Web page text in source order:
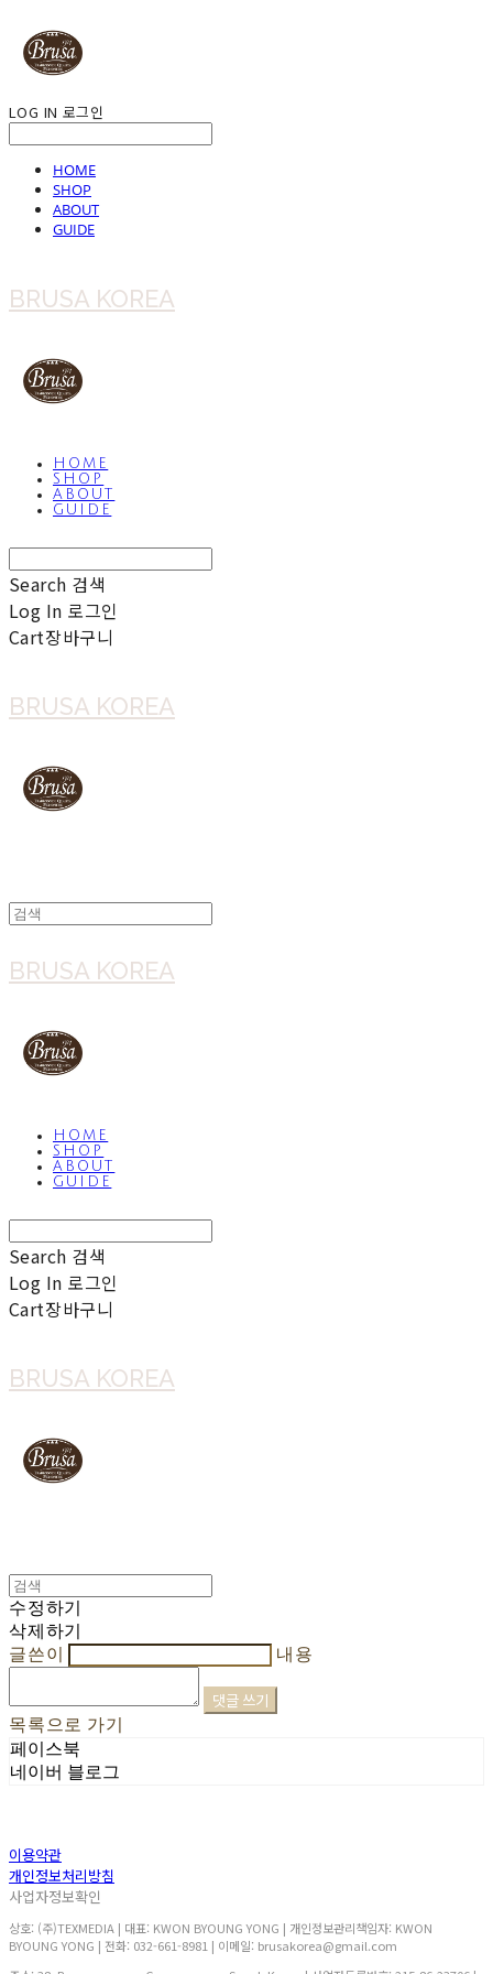
LOG IN 로그인
HOME
SHOP
ABOUT
GUIDE
BRUSA KOREA
HOME
SHOP
ABOUT
GUIDE
Search 검색
Log In 로그인
Cart장바구니
BRUSA KOREA
BRUSA KOREA
HOME
SHOP
ABOUT
GUIDE
Search 검색
Log In 로그인
Cart장바구니
BRUSA KOREA
수정하기
삭제하기
글쓴이
내용
댓글 쓰기
목록으로 가기
페이스북
네이버 블로그
이용약관
개인정보처리방침
사업자정보확인
상호: (주)TEXMEDIA | 대표: KWON BYOUNG YONG | 개인정보관리책임자: KWON
BYOUNG YONG | 전화: 032-661-8981 | 이메일: brusakorea@gmail.com